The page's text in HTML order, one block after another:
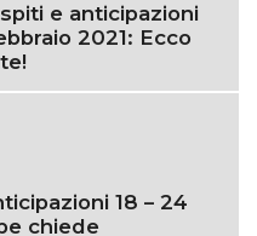
e anticipazioni
2021: Ecco
18 – 24
chiede